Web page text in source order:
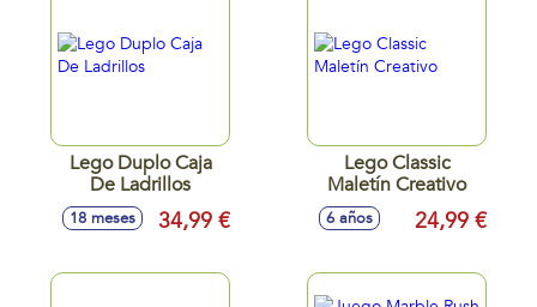
Lego Duplo Caja
De Ladrillos
18 meses 34,99 €
Lego Classic
Maletín Creativo
6 años 24,99 €